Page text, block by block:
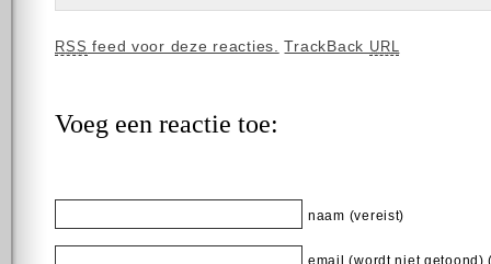
RSS feed voor deze reacties. TrackBack URL
Voeg een reactie toe:
naam (vereist)
email (wordt niet getoond)